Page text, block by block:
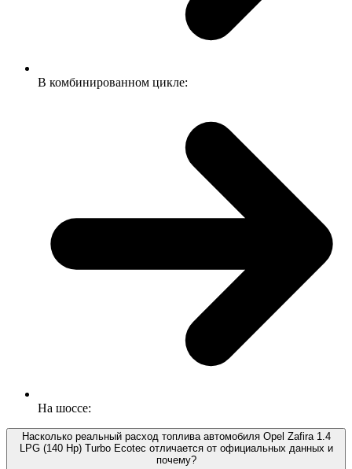
В комбинированном цикле:
На шоссе:
Насколько реальный расход топлива автомобиля Opel Zafira 1.4
LPG (140 Hp) Turbo Ecotec отличается от официальных данных и
почему?